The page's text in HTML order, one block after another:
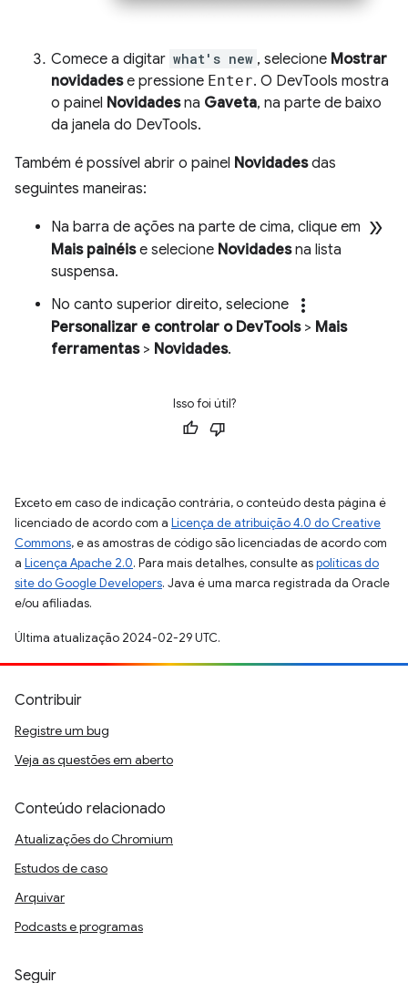
Comece a digitar what's new , selecione Mostrar
novidadese pressione Enter. O DevTools mostra
o painel Novidadesna Gaveta, na parte de baixo
da janela do DevTools.
Também é possível abrir o painel Novidadesdas
seguintes maneiras:
Na barra de ações na parte de cima, clique em double_arrow
Mais painéise selecione Novidadesna lista
suspensa.
No canto superior direito, selecione
more_vert
Personalizar e controlar o DevTools> Mais
ferramentas> Novidades.
Isso foi útil?
Exceto em caso de indicação contrária, o conteúdo desta página é
licenciado de acordo com a Licença de atribuição 4.0 do Creative
Commons, e as amostras de código são licenciadas de acordo com
a Licença Apache 2.0. Para mais detalhes, consulte aspolíticas do
site do Google Developers. Java é uma marca registrada da Oracle
e/ou afiliadas.
Última atualização 2024-02-29 UTC.
Contribuir
Registre um bug
Veja as questões em aberto
Conteúdo relacionado
Atualizações do Chromium
Estudos de caso
Arquivar
Podcasts e programas
Seguir